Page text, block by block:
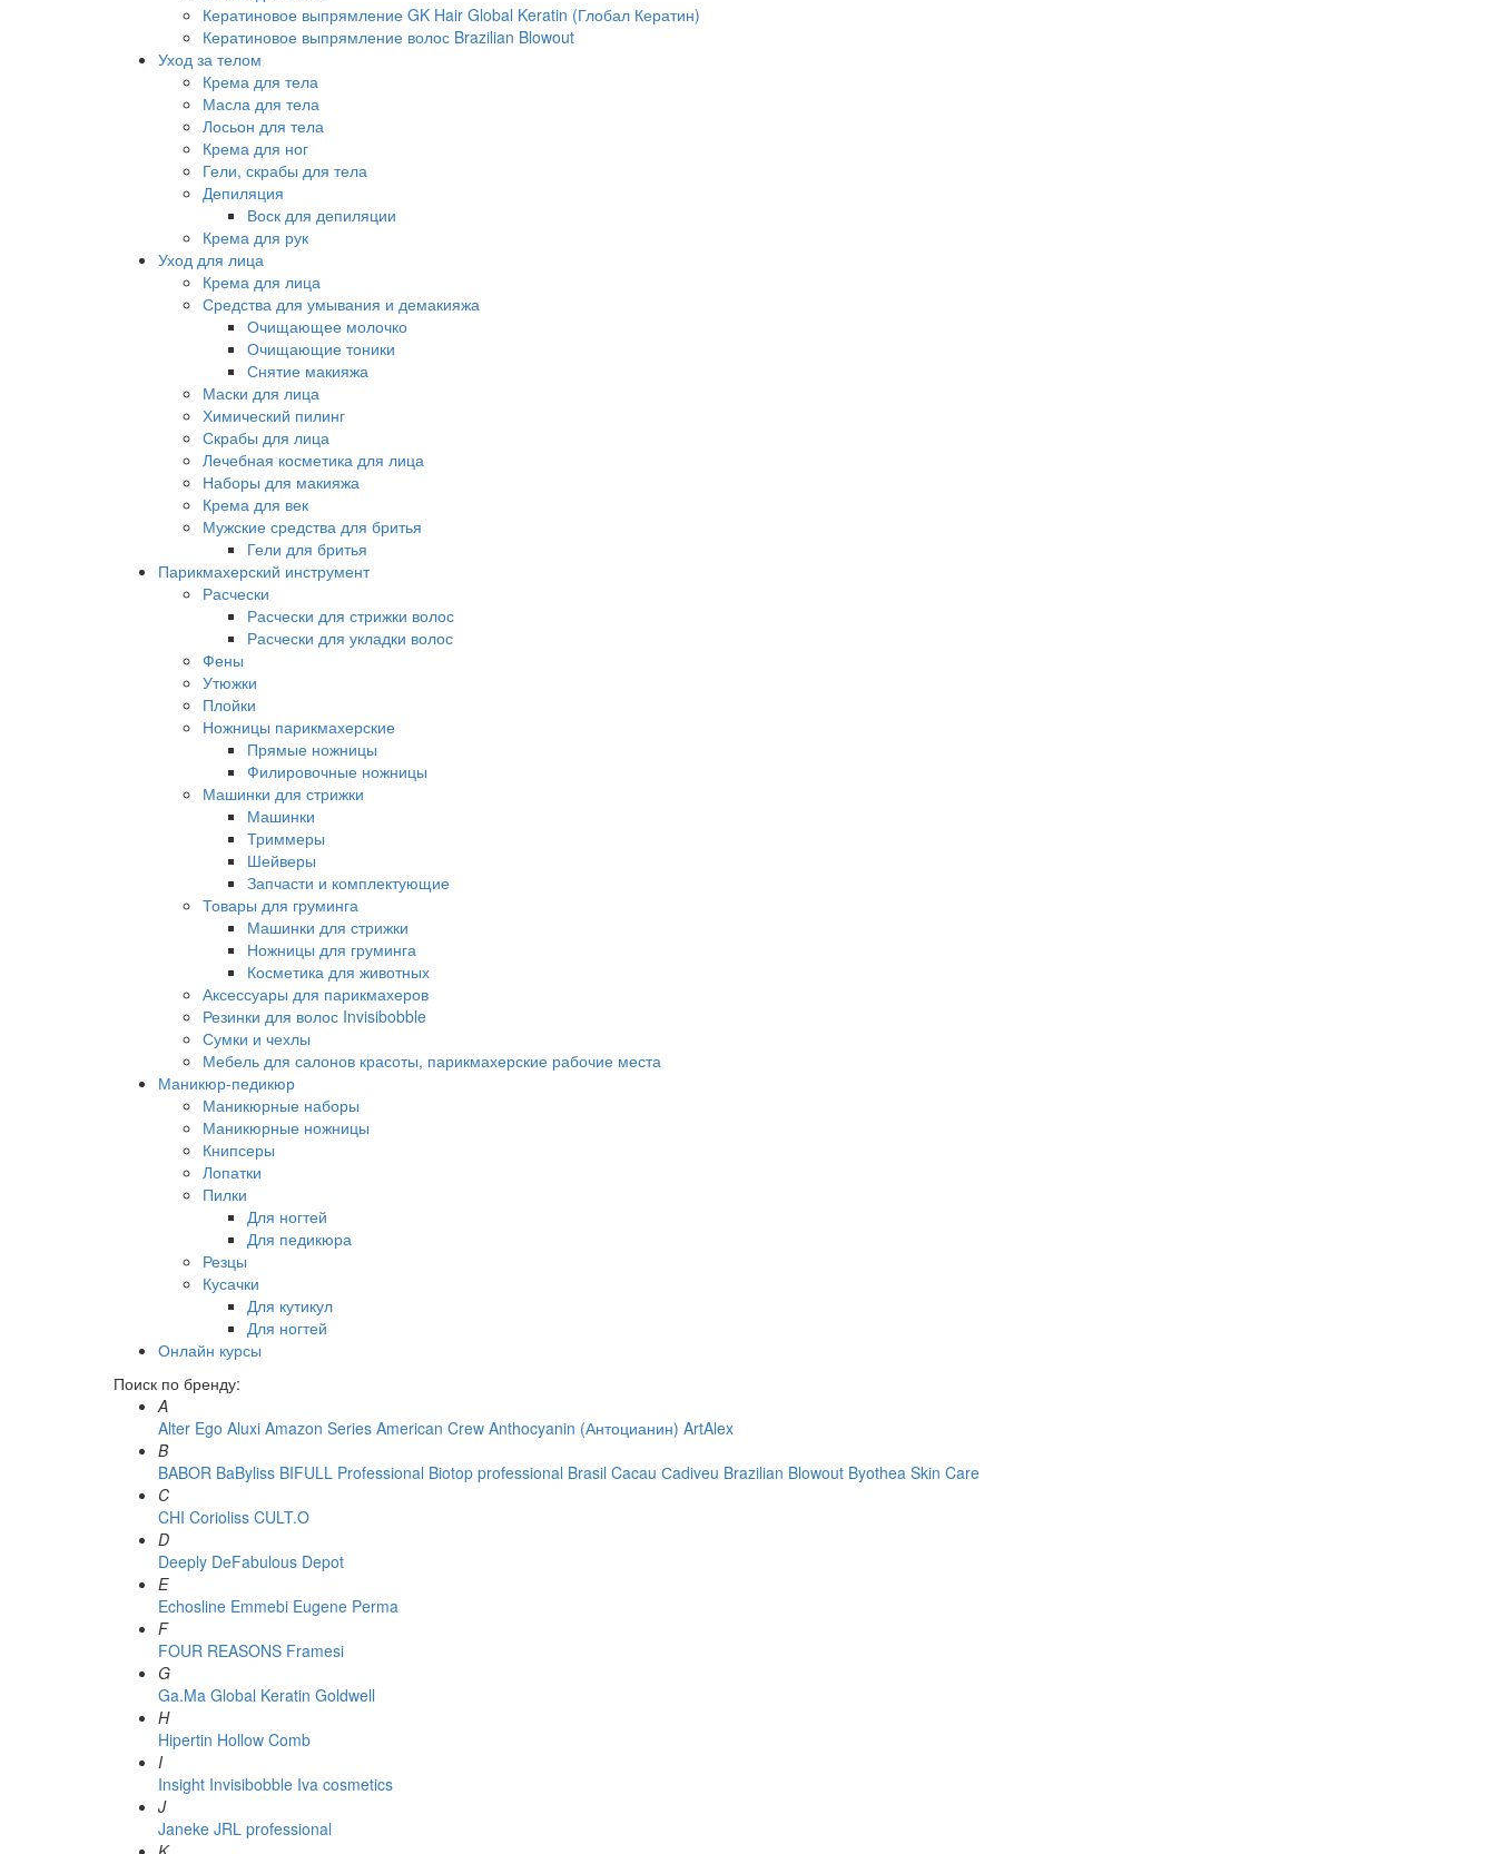
Кератиновое выпрямление GK Hair Global Keratin (Глобал Кератин)
Кератиновое выпрямление волос Brazilian Blowout
Уход за телом
Крема для тела
Масла для тела
Лосьон для тела
Крема для ног
Гели, скрабы для тела
Депиляция
Воск для депиляции
Крема для рук
Уход для лица
Крема для лица
Средства для умывания и демакияжа
Очищающее молочко
Очищающие тоники
Снятие макияжа
Маски для лица
Химический пилинг
Скрабы для лица
Лечебная косметика для лица
Наборы для макияжа
Крема для век
Мужские средства для бритья
Гели для бритья
Парикмахерский инструмент
Расчески
Расчески для стрижки волос
Расчески для укладки волос
Фены
Утюжки
Плойки
Ножницы парикмахерские
Прямые ножницы
Филировочные ножницы
Машинки для стрижки
Машинки
Триммеры
Шейверы
Запчасти и комплектующие
Товары для груминга
Машинки для стрижки
Ножницы для груминга
Косметика для животных
Аксессуары для парикмахеров
Резинки для волос Invisibobble
Сумки и чехлы
Мебель для салонов красоты, парикмахерские рабочие места
Маникюр-педикюр
Маникюрные наборы
Маникюрные ножницы
Книпсеры
Лопатки
Пилки
Для ногтей
Для педикюра
Резцы
Кусачки
Для кутикул
Для ногтей
Онлайн курсы
Поиск по бренду:
A
Alter Ego Aluxi Amazon Series American Crew Anthocyanin (Антоцианин) ArtAlex
B
BABOR BaByliss BIFULL Professional Biotop professional Brasil Cacau Сadiveu Brazilian Blowout Byothea Skin Care
C
CHI Corioliss CULT.O
D
Deeply DeFabulous Depot
E
Echosline Emmebi Eugene Perma
F
FOUR REASONS Framesi
G
Ga.Ma Global Keratin Goldwell
H
Hipertin Hollow Comb
I
Insight Invisibobble Iva cosmetics
J
Janeke JRL professional